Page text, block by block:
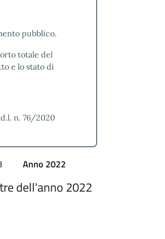
pubblico.
totale del
e lo stato di
n. 76/2020
Anno 2022
dell'anno 2022